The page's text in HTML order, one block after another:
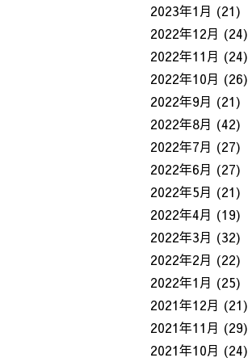
2023年1月 (21)
2022年12月 (24)
2022年11月 (24)
2022年10月 (26)
2022年9月 (21)
2022年8月 (42)
2022年7月 (27)
2022年6月 (27)
2022年5月 (21)
2022年4月 (19)
2022年3月 (32)
2022年2月 (22)
2022年1月 (25)
2021年12月 (21)
2021年11月 (29)
2021年10月 (24)